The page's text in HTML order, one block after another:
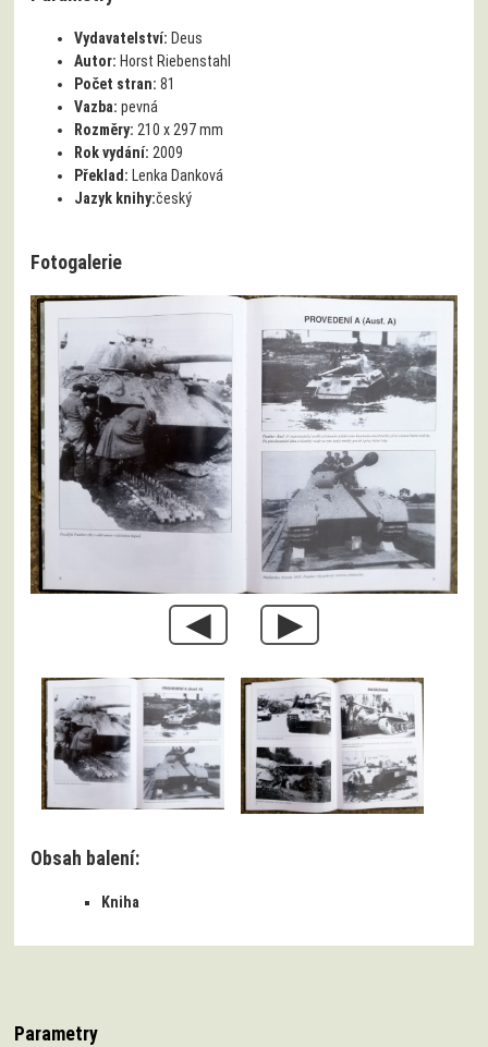
Vydavatelství: Deus
Autor: Horst Riebenstahl
Počet stran: 81
Vazba: pevná
Rozměry: 210 x 297 mm
Rok vydání: 2009
Překlad: Lenka Danková
Jazyk knihy:český
Fotogalerie
◀ ▶
Obsah balení:
Kniha
Parametry